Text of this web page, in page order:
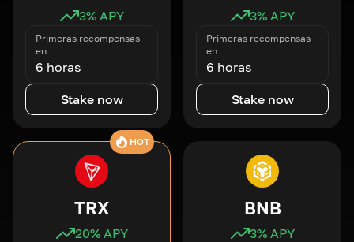
3% APY
Primeras recompensas
en
6 horas
Stake now
3% APY
Primeras recompensas
en
6 horas
Stake now
HOT
TRX
20% APY
BNB
3% APY